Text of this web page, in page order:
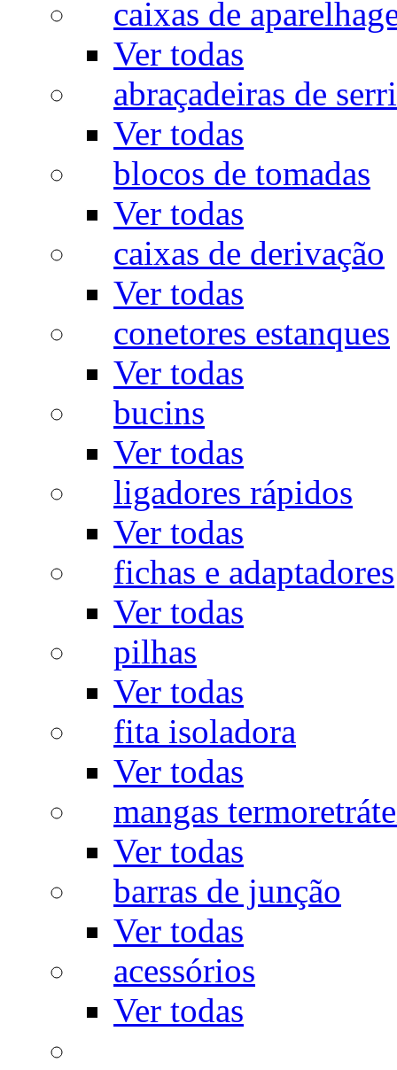
caixas de
Ver todas
abraçadeiras de
Ver todas
blocos de tomadas
Ver todas
caixas de derivação
Ver todas
conetores estanques
Ver todas
bucins
Ver todas
ligadores rápidos
Ver todas
fichas e adaptadores
Ver todas
pilhas
Ver todas
fita isoladora
Ver todas
mangas
Ver todas
barras de junção
Ver todas
acessórios
Ver todas